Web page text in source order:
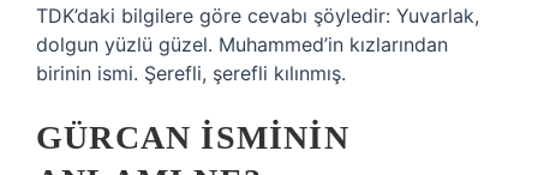
TDK’daki bilgilere göre cevabı şöyledir: Yuvarlak,
dolgun yüzlü güzel. Muhammed’in kızlarından
birinin ismi. Şerefli, şerefli kılınmış.
GÜRCAN ISMININ